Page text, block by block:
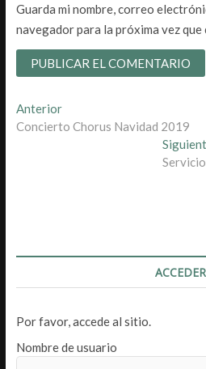
Guarda mi nombre, correo
navegador para la próxima vez que
Navegación
de
AnteriorEntrada
anterior:
Concierto Chorus Navidad 2019
ACCEDER
Por favor, accede al sitio.
Nombre de usuario